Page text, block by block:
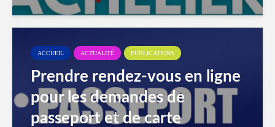
ACCUEIL ACTUALITÉ PUBLICATIONS
Prendre rendez-vous en ligne
pour les demandes de
passeport et de carte